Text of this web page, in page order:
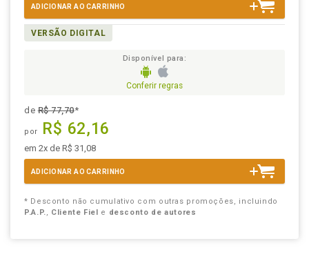
ADICIONAR AO CARRINHO
VERSÃO DIGITAL
Disponível para:
Conferir regras
deR$ 77,70*
por R$ 62,16
em 2x de R$ 31,08
ADICIONAR AO CARRINHO
* Desconto não cumulativo com outras promoções, incluindo
P.A.P., Cliente Fiel e desconto de autores